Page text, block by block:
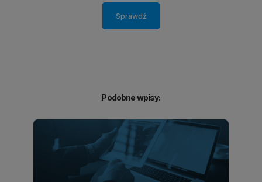
Sprawdź
Podobne wpisy: